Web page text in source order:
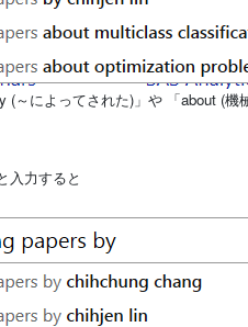
(～によってされた)」や 「about (
入力すると